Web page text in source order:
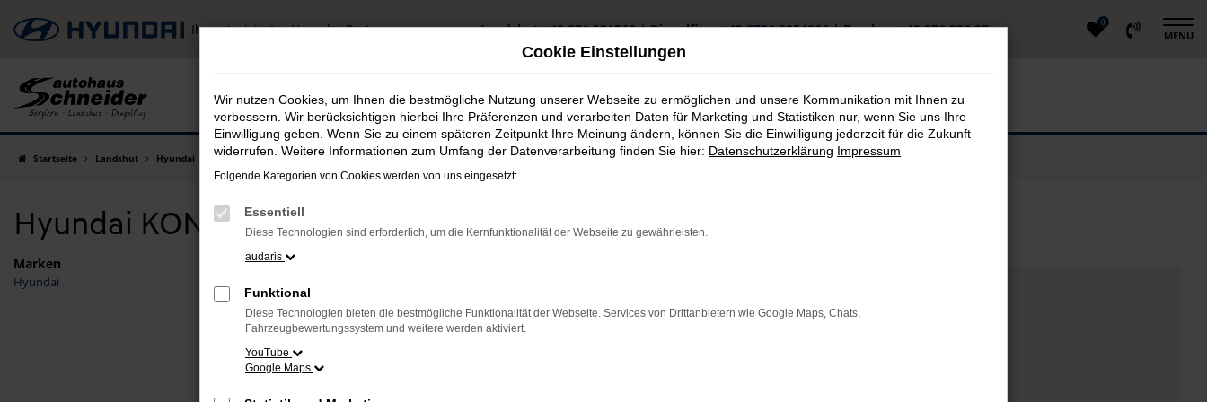
Zum
Hauptinhalt
Ihr autorisierter Hyundai-Partner Landshut +49 871 931560|Dingolfing +49 8731 3254866|Berglern +49 876 233 97 0
MENÜ
Startseite Landshut Hyundai Hyundai KONA Hyundai KONA Vorführwagen in Landshut günstig kaufen
Hyundai KONA Vorführwagen in Landshut günstig kaufen
Marken
Hyundai
Beim Laden ist ein Fehler aufgetreten.
Laden andere Webseiten, zum Beispiel deine Suchmaschine?
Cookie Einstellungen
Wir nutzen Cookies, um Ihnen die bestmögliche Nutzung unserer Webseite zu ermöglichen und unsere Kommunikation mit Ihnen zu
verbessern. Wir berücksichtigen hierbei Ihre Präferenzen und verarbeiten Daten für Marketing und Statistiken nur, wenn Sie uns Ihre
Einwilligung geben. Wenn Sie zu einem späteren Zeitpunkt Ihre Meinung ändern, können Sie die Einwilligung jederzeit für die Zukunft
widerrufen. Weitere Informationen zum Umfang der Datenverarbeitung finden Sie hier: Datenschutzerklärung Impressum
Folgende Kategorien von Cookies werden von uns eingesetzt:
Essentiell
Diese Technologien sind erforderlich, um die Kernfunktionalität der Webseite zu gewährleisten.
audaris
Funktional
Diese Technologien bieten die bestmögliche Funktionalität der Webseite. Services von Drittanbietern wie Google Maps, Chats,
Fahrzeugbewertungssystem und weitere werden aktiviert.
YouTube
Google Maps